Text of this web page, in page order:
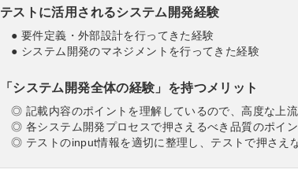
テストに活用されるシステム開発経験
● 要件定義・外部設計を行ってきた経験
● システム開発のマネジメントを行ってきた経験
「システム開発全体の経験」を持つメリット
◎ 記載内容のポイントを理解しているので、高度な上
◎ 各システム開発プロセスで押さえるべき品質のポイ
◎ テストのinput情報を適切に整理し、テストで押さえ